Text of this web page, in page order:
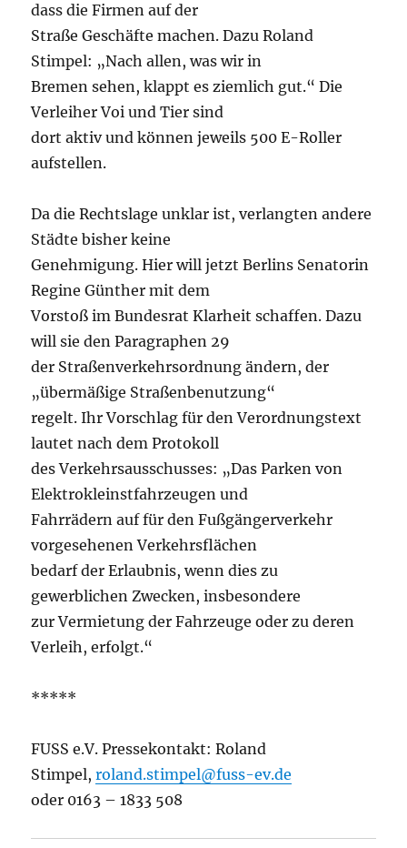
dass die Firmen auf der
Straße Geschäfte machen. Dazu Roland
Stimpel: „Nach allen, was wir in
Bremen sehen, klappt es ziemlich gut.“ Die
Verleiher Voi und Tier sind
dort aktiv und können jeweils 500 E-Roller
aufstellen.
Da die Rechtslage unklar ist, verlangten andere
Städte bisher keine
Genehmigung. Hier will jetzt Berlins Senatorin
Regine Günther mit dem
Vorstoß im Bundesrat Klarheit schaffen. Dazu
will sie den Paragraphen 29
der Straßenverkehrsordnung ändern, der
„übermäßige Straßenbenutzung“
regelt. Ihr Vorschlag für den Verordnungstext
lautet nach dem Protokoll
des Verkehrsausschusses: „Das Parken von
Elektrokleinstfahrzeugen und
Fahrrädern auf für den Fußgängerverkehr
vorgesehenen Verkehrsflächen
bedarf der Erlaubnis, wenn dies zu
gewerblichen Zwecken, insbesondere
zur Vermietung der Fahrzeuge oder zu deren
Verleih, erfolgt.“
*****
FUSS e.V. Pressekontakt: Roland
Stimpel,roland.stimpel@fuss-ev.de
oder 0163 – 1833 508